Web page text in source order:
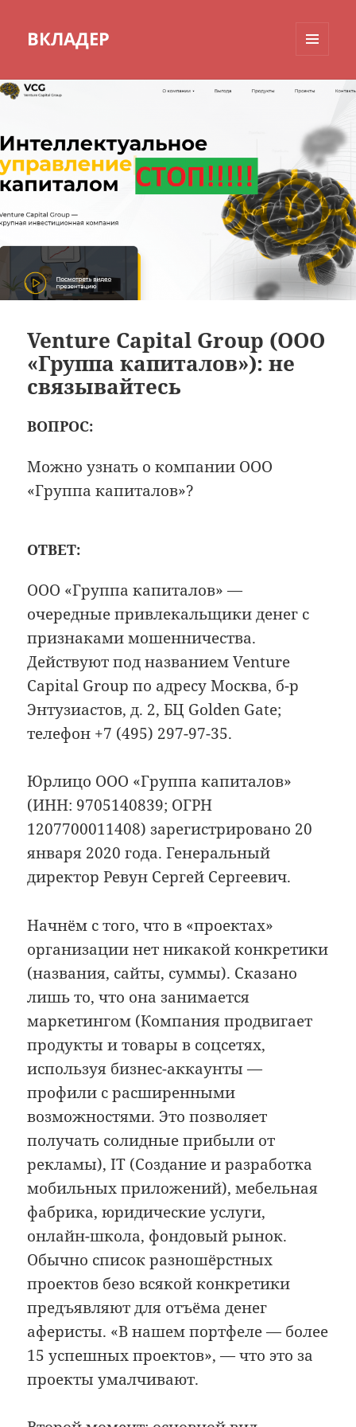
ВКЛАДЕР
ВИДЖЕТЫ
Venture Capital Group (ООО
«Группа капиталов»): не
связывайтесь
ВОПРОС:
Можно узнать о компании ООО
«Группа капиталов»?
ОТВЕТ:
ООО «Группа капиталов» —
очередные привлекальщики денег с
признаками мошенничества.
Действуют под названием Venture
Capital Group по адресу Москва, б-р
Энтузиастов, д. 2, БЦ Golden Gate;
телефон +7 (495) 297-97-35.
Юрлицо ООО «Группа капиталов»
(ИНН: 9705140839; ОГРН
1207700011408) зарегистрировано 20
января 2020 года. Генеральный
директор Ревун Сергей Сергеевич.
Начнём с того, что в «проектах»
организации нет никакой конкретики
(названия, сайты, суммы). Сказано
лишь то, что она занимается
маркетингом (Компания продвигает
продукты и товары в соцсетях,
используя бизнес-аккаунты —
профили с расширенными
возможностями. Это позволяет
получать солидные прибыли от
рекламы), IT (Создание и разработка
мобильных приложений), мебельная
фабрика, юридические услуги,
онлайн-школа, фондовый рынок.
Обычно список разношёрстных
проектов безо всякой конкретики
предъявляют для отъёма денег
аферисты. «В нашем портфеле — более
15 успешных проектов», — что это за
проекты умалчивают.